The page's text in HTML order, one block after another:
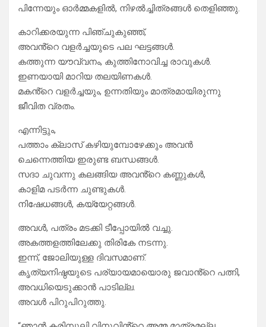
പിന്നേയും ഓർമ്മകളിൽ, നിഴൽച്ചിത്രങ്ങൾ തെളിഞ്ഞു.
കാറിക്കരയുന്ന പിഞ്ചുകുഞ്ഞ്,
അവൻ്റെ വളർച്ചയുടെ പല ഘട്ടങ്ങൾ.
കത്തുന്ന യൗവ്വനം, കുത്തിനോവിച്ച രാവുകൾ.
ഇണയായി മാറിയ തലയിണകൾ.
മകൻ്റെ വളർച്ചയും, ഉന്നതിയും മാത്രമായിരുന്നു
ജീവിത വ്രതം.
എന്നിട്ടും,
പത്താം ക്ലാസ് കഴിയുമ്പോഴേക്കും അവൻ
ചെന്നെത്തിയ ഇരുണ്ട ബന്ധങ്ങൾ.
സദാ ചുവന്നു കലങ്ങിയ അവൻ്റെ കണ്ണുകൾ,
കാളിമ പടർന്ന ചുണ്ടുകൾ.
നിഷേധങ്ങൾ, കയ്യേറ്റങ്ങൾ.
അവൾ, പത്രം മടക്കി ടീപ്പോയിൽ വച്ചു.
അകത്തളത്തിലേക്കു തിരികേ നടന്നു.
ഇന്ന്, ജോലിയുള്ള ദിവസമാണ്.
കൃത്യനിഷ്ഠയുടെ പര്യായമായൊരു ജവാൻ്റെ പത്നി,
അവധിയെടുക്കാൻ പാടില്ല.
അവൾ പിറുപിറുത്തു.